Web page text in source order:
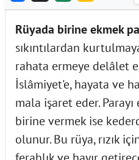
Rüyada birine ekmek
sıkıntılardan
rahata ermeye delâlet
İslâmiyet'e, hayata ve
mala işaret eder.
birine vermek ise
olunur. Bu rüya, rızık